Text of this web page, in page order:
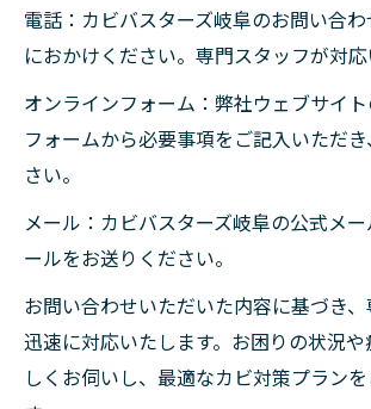
電話：カビバスターズ岐阜のお問い合
におかけください。専門スタッフが対応
オンラインフォーム：弊社ウェブサイ
フォームから必要事項をご記入いただ
さい。
メール：カビバスターズ岐阜の公式メ
ールをお送りください。
お問い合わせいただいた内容に基づき
迅速に対応いたします。お困りの状況
しくお伺いし、最適なカビ対策プラン